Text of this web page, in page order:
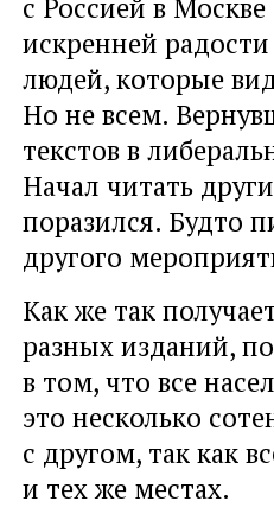
с Россией в
искренней
людей, которые
Но не всем.
текстов в
Начал читать
поразился. Будто
другого
Как же так
разных изданий,
в том, что все
это несколько
с другом, так как
и тех же местах.